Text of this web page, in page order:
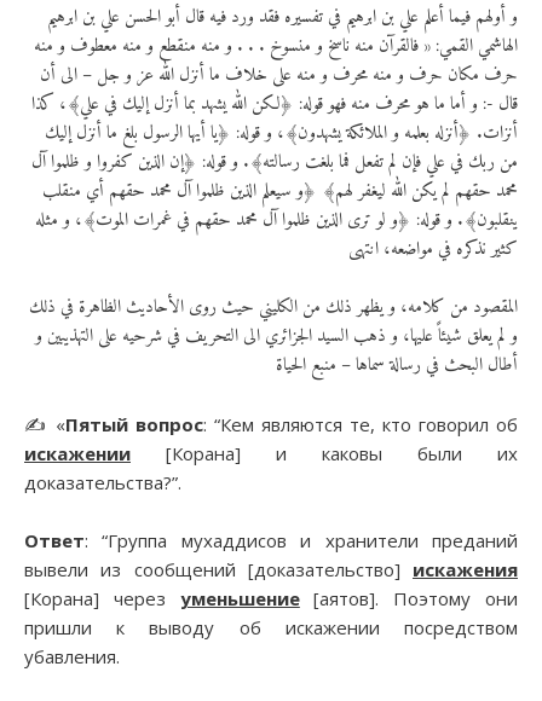
و أولهم فيما أعلم علي بن ابرهيم في تفسيره فقد ورد فيه قال أبو الحسن علي بن ابرهيم
الهاشمي القمي: « فالقرآن منه ناسخ و منسوخ . . . و منه منقطع و منه معطوف و منه
حرف مكان حرف و منه محرف و منه على خلاف ما أنزل الله عز و جل – الى أن
قال -: و أما ما هو محرف منه فهو قوله: ﴿لكن الله يشهد بما أنزل إليك في علي﴾، كذا
أنزات. ﴿أنزله بعلمه و الملائكة يشهدون﴾، و قوله: ﴿يا أيها الرسول بلغ ما أنزل إليك
من ربك في علي فإن لم تفعل فما بلغت رسالته﴾. و قوله: ﴿إن الذين كفروا و ظلموا آل
محمد حقهم لم يكن الله ليغفر لهم﴾ ﴿و سيعلم الذين ظلموا آل محمد حقهم أي منقلب
ينقلبون﴾. و قوله: ﴿و لو ترى الذين ظلموا آل محمد حقهم في غمرات الموت﴾، و مثله
كثير نذكره في مواضعه، انتهى
المقصود من كلامه، و يظهر ذلك من الكليني حيث روى الأحاديث الظاهرة في ذلك
و لم يعلق شيئاً عليها، و ذهب السيد الجزائري الى التحريف في شرحيه على التهذيبين و
أطال البحث في رسالة سماها – منبع الحياة
✍️ «Пятый вопрос: “Кем являются те, кто говорил об
искажении [Корана] и каковы были их
доказательства?”.
Ответ: “Группа мухаддисов и хранители преданий
вывели из сообщений [доказательство] искажения
[Корана] через уменьшение[аятов]. Поэтому они
пришли к выводу об искажении посредством
убавления.